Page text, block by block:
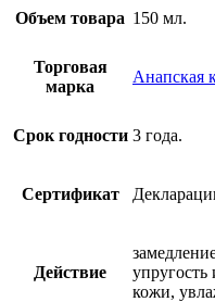
Объем товара 150 мл.
Торговая
марка
Анапская
Срок годности 3 года.
Сертификат
Действие
упругость
кожи,